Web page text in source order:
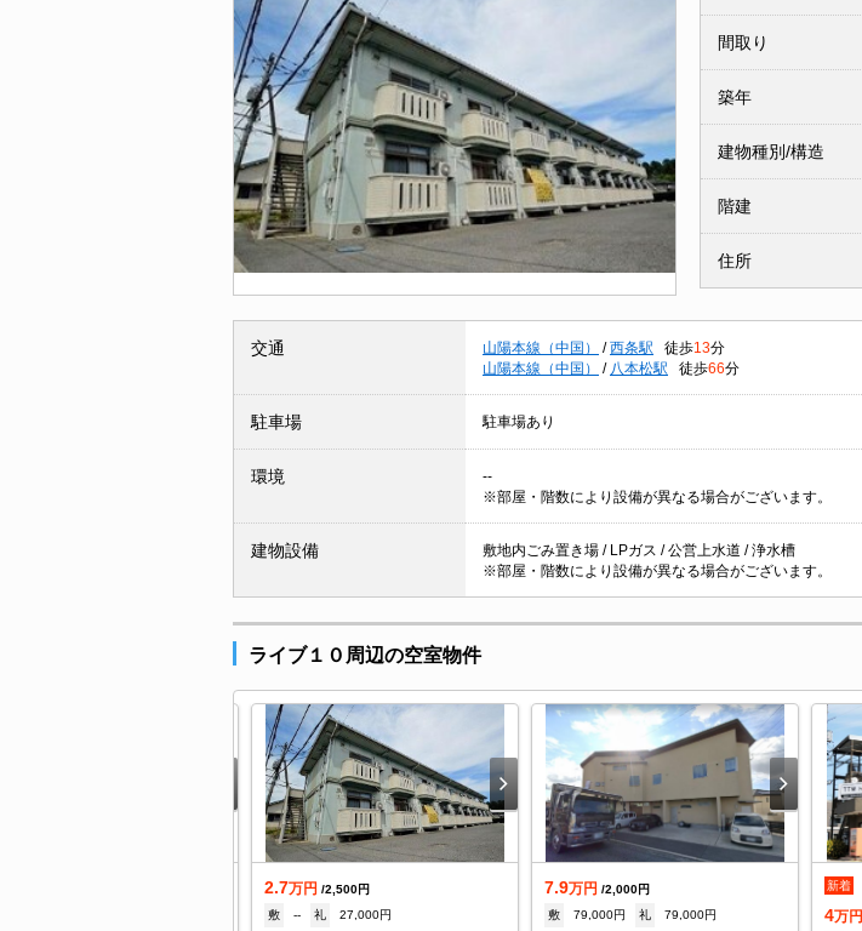
間取り
築年
建物種別/構造
階建
住所
交通 山陽本線（中国） / 西条駅 徒歩13分
山陽本線（中国）
/ 八本松駅 徒歩66分
駐車場 駐車場あり
環境
--
※部屋・階数により設備が異なる場合がございます。
建物設備
敷地内ごみ置き場 / LPガス / 公営上水道 / 浄水槽
※部屋・階数により設備が異なる場合がございます。
ライブ１０周辺の空室物件
2.7万円 /2,500円
敷
-- 礼
27,000円
7.9万円 /2,000円
敷
79,000円 礼
79,000円
新着
4万円